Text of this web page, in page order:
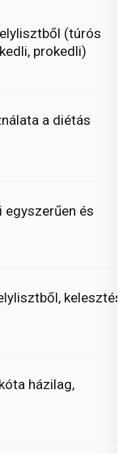
(túrós
prokedli)
a diétás
egyszerűen és
kelesztés
házilag,